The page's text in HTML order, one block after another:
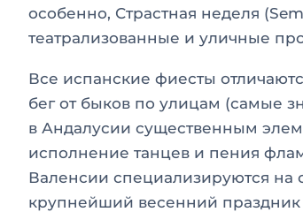
особенно, Страстная неделя
театрализованные и уличные
Все испанские фиесты
бег от быков по улицам (самые
в Андалусии существенным
исполнение танцев и пения
Валенсии специализируются на
крупнейший весенний праздник